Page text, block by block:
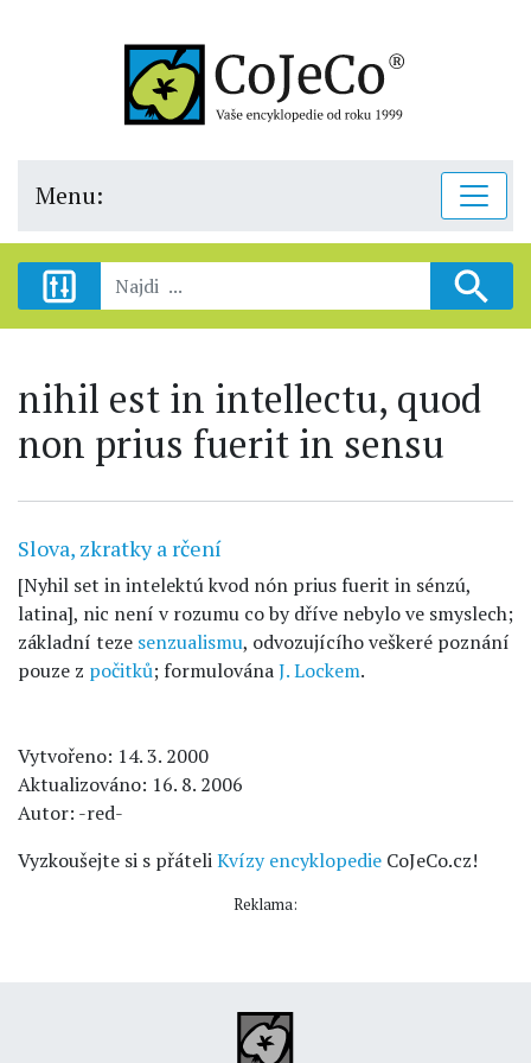
Menu:
nihil est in intellectu, quod
non prius fuerit in sensu
Slova, zkratky a rčení
[Nyhil set in intelektú kvod nón prius fuerit in sénzú,
latina], nic není v rozumu co by dříve nebylo ve smyslech;
základní teze senzualismu, odvozujícího veškeré poznání
pouze z počitků; formulovánaJ. Lockem.
Vytvořeno: 14. 3. 2000
Aktualizováno: 16. 8. 2006
Autor: -red-
Vyzkoušejte si s přáteliKvízy encyklopedie CoJeCo.cz!
Reklama: